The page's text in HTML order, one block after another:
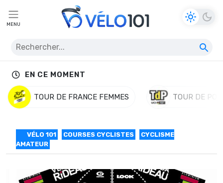
MENU
EN CE MOMENT
TOUR DE FRANCE FEMMES TOUR DE
VÉLO 101 COURSES CYCLISTES
CYCLISME
AMATEUR